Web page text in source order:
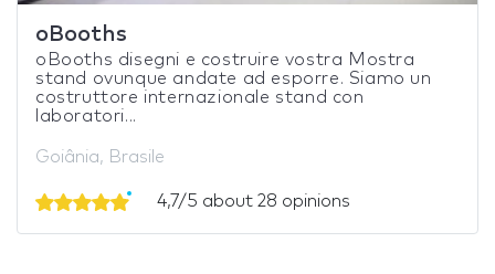
oBooths
oBooths disegni e costruire vostra Mostra
stand ovunque andate ad esporre. Siamo un
costruttore internazionale stand con
laboratori...
Goiânia, Brasile
4,7/5 about 28 opinions